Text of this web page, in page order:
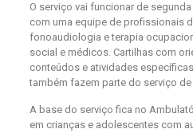
O serviço vai funcionar de
com uma equipe de profissionais
fonoaudiologia e terapia
social e médicos. Cartilhas com
conteúdos e atividades
também fazem parte do serviço
A base do serviço fica no
em crianças e adolescentes com